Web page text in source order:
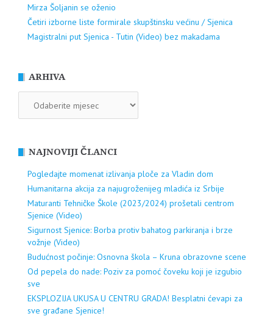
Mirza Šoljanin se oženio
Četiri izborne liste formirale skupštinsku većinu / Sjenica
Magistralni put Sjenica - Tutin (Video) bez makadama
ARHIVA
NAJNOVIJI ČLANCI
Pogledajte momenat izlivanja ploče za Vladin dom
Humanitarna akcija za najugroženijeg mladića iz Srbije
Maturanti Tehničke Škole (2023/2024) prošetali centrom
Sjenice (Video)
Sigurnost Sjenice: Borba protiv bahatog parkiranja i brze
vožnje (Video)
Budućnost počinje: Osnovna škola – Kruna obrazovne scene
Od pepela do nade: Poziv za pomoć čoveku koji je izgubio
sve
EKSPLOZIJA UKUSA U CENTRU GRADA! Besplatni ćevapi za
sve građane Sjenice!